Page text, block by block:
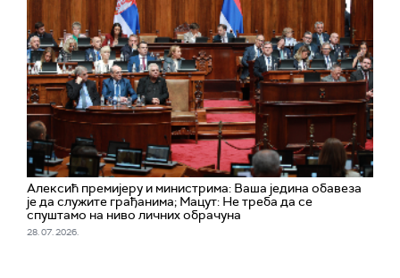
Алексић премијеру и министрима: Ваша једина обавеза
је да служите грађанима; Мацут: Не треба да се
спуштамо на ниво личних обрачуна
28. 07. 2026.